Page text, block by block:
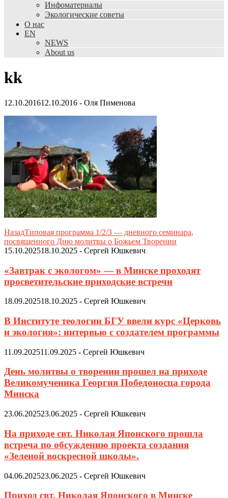
Инфоматериалы
Экологические советы
О нас
EN
NEWS
About us
kk
12.10.201612.10.2016 - Оля Пименова
НазадТиповая программа 1/2/3 — дневного семинара,
посвященного Дню молитвы о Божьем Творении
15.10.202518.10.2025 - Сергей Юшкевич
«Завтрак с экологом» — в Минске проходят
просветительские приходские встречи
18.09.202518.10.2025 - Сергей Юшкевич
В Институте теологии БГУ ввели курс «Церковь
и экология»: интервью с создателем программы
11.09.202511.09.2025 - Сергей Юшкевич
День молитвы о творении прошел на приходе
Великомученика Георгия Победоносца города
Минска
23.06.202523.06.2025 - Сергей Юшкевич
На приходе свт. Николая Японского прошла
встреча по обсуждению проекта создания
«Зеленой воскресной школы».
04.06.202523.06.2025 - Сергей Юшкевич
Приход свт. Николая Японского в Минске